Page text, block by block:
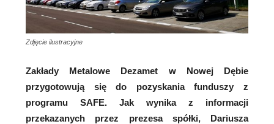
Zdjęcie ilustracyjne
Zakłady Metalowe Dezamet w Nowej Dębie
przygotowują się do pozyskania funduszy z
programu SAFE. Jak wynika z informacji
przekazanych przez prezesa spółki, Dariusza